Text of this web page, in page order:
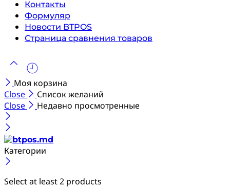
Контакты
Формуляр
Новости BTPOS
Страница сравнения товаров
Моя корзина
Close
Список желаний
Close
Недавно просмотренные
Категории
Select at least 2 products